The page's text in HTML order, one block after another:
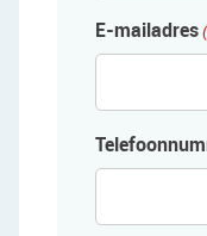
E-mailadres